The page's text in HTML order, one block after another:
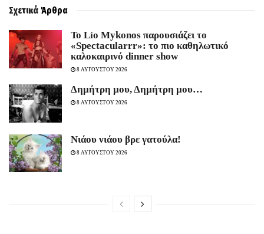
Σχετικά Άρθρα
Το Lío Mykonos παρουσιάζει το
«Spectacularrr»: το πιο καθηλωτικό
καλοκαιρινό dinner show
8 ΑΥΓΟΥΣΤΟΥ 2026
Δημήτρη μου, Δημήτρη μου…
8 ΑΥΓΟΥΣΤΟΥ 2026
Νιάου νιάου βρε γατούλα!
8 ΑΥΓΟΥΣΤΟΥ 2026